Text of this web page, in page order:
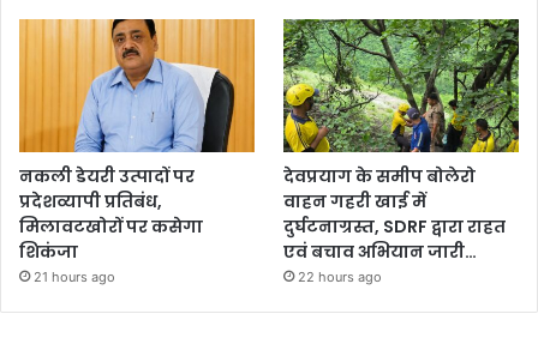
नकली डेयरी उत्पादों पर
प्रदेशव्यापी प्रतिबंध,
मिलावटखोरों पर कसेगा
शिकंजा
21 hours ago
देवप्रयाग के समीप बोलेरो
वाहन गहरी खाई में
दुर्घटनाग्रस्त, SDRF द्वारा राहत
एवं बचाव अभियान जारी…
22 hours ago